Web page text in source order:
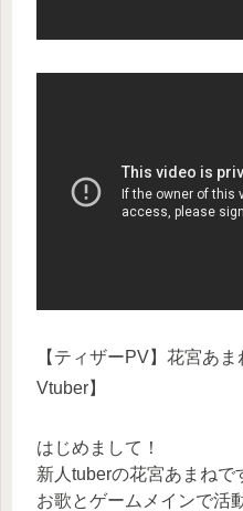
【ティザーPV】花宮あ
Vtuber】
はじめまして！
新人tuberの花宮あまねで
お歌とゲームメインで活